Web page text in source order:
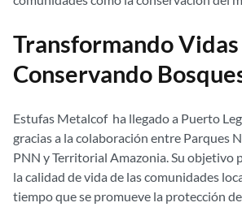
Transformando
Conservando
Estufas Metalcof ha llegado a Puerto
gracias a la colaboración entre Parques
PNN y Territorial Amazonia. Su objetivo
la calidad de vida de las comunidades
tiempo que se promueve la protección